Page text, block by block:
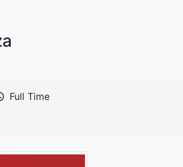
Full Time